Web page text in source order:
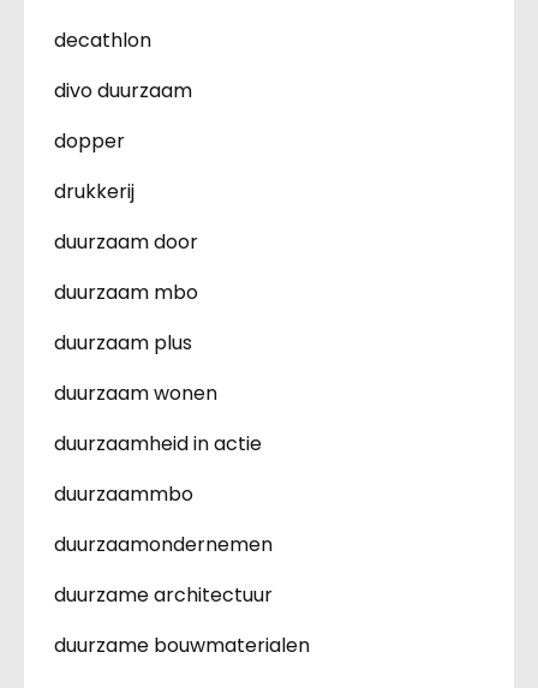
decathlon
divo duurzaam
dopper
drukkerij
duurzaam door
duurzaam mbo
duurzaam plus
duurzaam wonen
duurzaamheid in actie
duurzaammbo
duurzaamondernemen
duurzame architectuur
duurzame bouwmaterialen